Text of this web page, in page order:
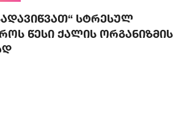
სტრესულ
წესი ქალის ორგანიზმის